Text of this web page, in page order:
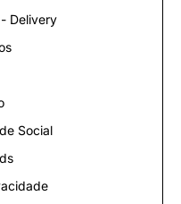
Delivery
Social